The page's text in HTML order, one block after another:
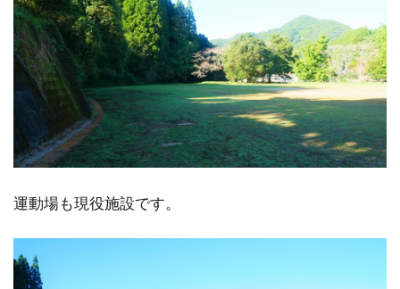
運動場も現役施設です。